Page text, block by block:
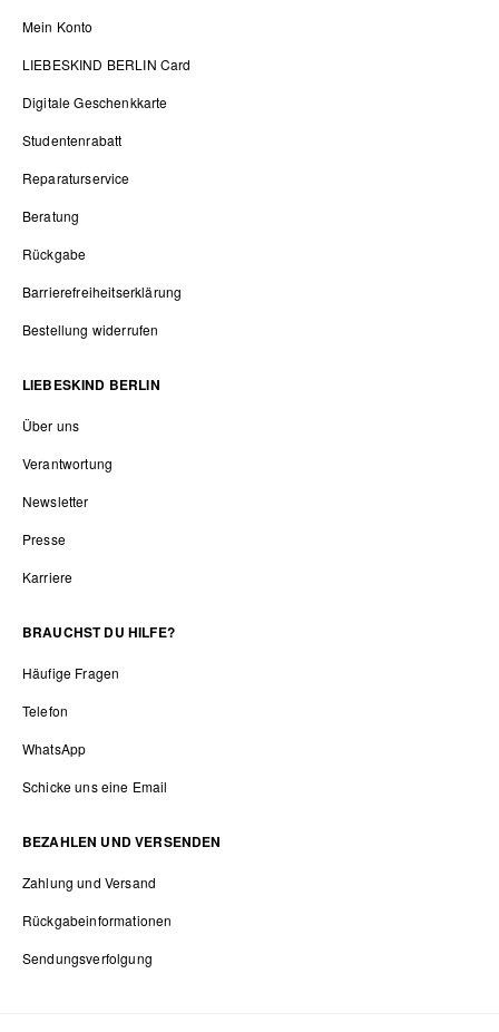
Mein Konto
LIEBESKIND BERLIN Card
Digitale Geschenkkarte
Studentenrabatt
Reparaturservice
Beratung
Rückgabe
Barrierefreiheitserklärung
Bestellung widerrufen
LIEBESKIND BERLIN
Über uns
Verantwortung
Newsletter
Presse
Karriere
BRAUCHST DU HILFE?
Häufige Fragen
Telefon
WhatsApp
Schicke uns eine Email
BEZAHLEN UND VERSENDEN
Zahlung und Versand
Rückgabeinformationen
Sendungsverfolgung